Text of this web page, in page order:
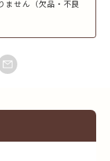
ません（欠品・不良